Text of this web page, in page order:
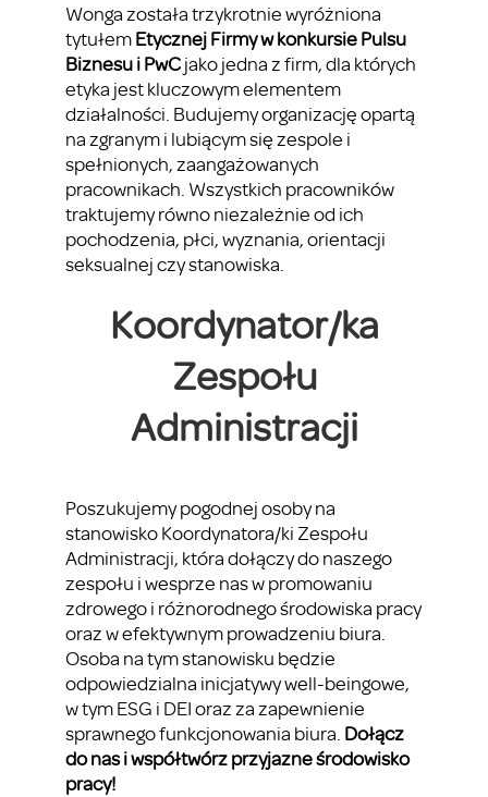
Wonga została trzykrotnie wyróżniona
tytułemEtycznej Firmy w konkursie Pulsu
Biznesu i PwCjako jedna z firm, dla których
etyka jest kluczowym elementem
działalności. Budujemy organizację opartą
na zgranym i lubiącym się zespole i
spełnionych, zaangażowanych
pracownikach. Wszystkich pracowników
traktujemy równo niezależnie od ich
pochodzenia, płci, wyznania, orientacji
seksualnej czy stanowiska.
Koordynator/ka
Zespołu
Administracji
Poszukujemy pogodnej osoby na
stanowisko Koordynatora/ki Zespołu
Administracji, która dołączy do naszego
zespołu i wesprze nas w promowaniu
zdrowego i różnorodnego środowiska pracy
oraz w efektywnym prowadzeniu biura.
Osoba na tym stanowisku będzie
odpowiedzialna inicjatywy well-beingowe,
w tym ESG i DEI oraz za zapewnienie
sprawnego funkcjonowania biura. Dołącz
do nas i współtwórz przyjazneśrodowisko
pracy!